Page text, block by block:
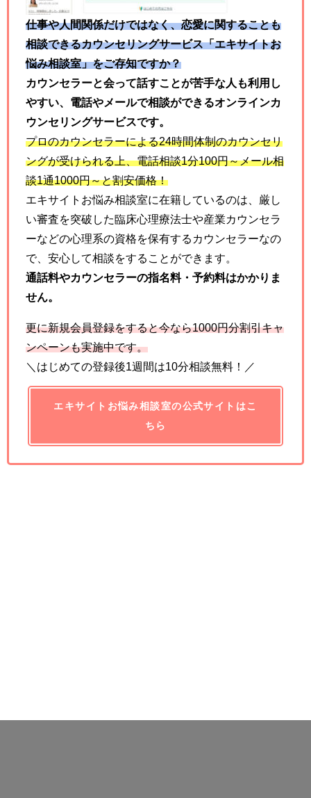
仕事や人間関係だけではなく、恋愛に関することも
相談できるカウンセリングサービス「エキサイトお
悩み相談室」をご存知ですか？
カウンセラーと会って話すことが苦手な人も利用し
やすい、電話やメールで相談ができるオンラインカ
ウンセリングサービスです。
プロのカウンセラーによる24時間体制のカウンセリ
ングが受けられる上、電話相談1分100円～メール相
談1通1000円～と割安価格！
エキサイトお悩み相談室に在籍しているのは、厳し
い審査を突破した臨床心理療法士や産業カウンセラ
ーなどの心理系の資格を保有するカウンセラーなの
で、安心して相談をすることができます。
通話料やカウンセラーの指名料・予約料はかかりま
せん。
更に新規会員登録をすると今なら1000円分割引キャ
ンペーンも実施中です。
＼はじめての登録後1週間は10分相談無料！／
エキサイトお悩み相談室の公式サイトはこ
ちら